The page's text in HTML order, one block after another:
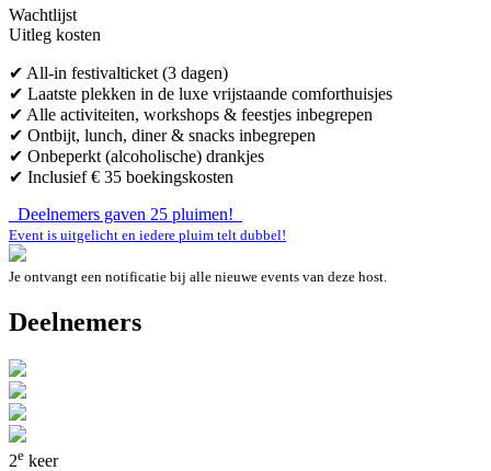
Wachtlijst
Uitleg kosten
✔ All-in festivalticket (3 dagen)
✔ Laatste plekken in de luxe vrijstaande comforthuisjes
✔ Alle activiteiten, workshops & feestjes inbegrepen
✔ Ontbijt, lunch, diner & snacks inbegrepen
✔ Onbeperkt (alcoholische) drankjes
✔ Inclusief € 35 boekingskosten
Deelnemers gaven 25 pluimen!
Event is uitgelicht en iedere pluim telt dubbel!
Je ontvangt een notificatie bij alle nieuwe events van deze host.
Deelnemers
2e keer